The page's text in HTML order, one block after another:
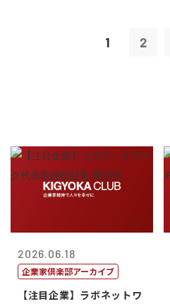
1 2
2026.06.18
企業家倶楽部アーカイブ
【注目企業】ラボネットワ